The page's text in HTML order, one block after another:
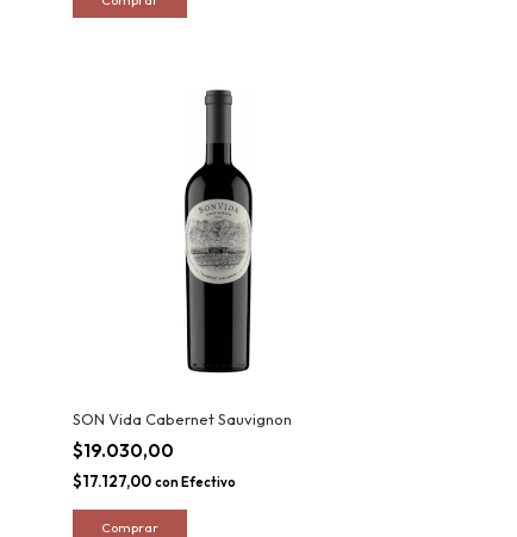
SON Vida Cabernet Sauvignon
$19.030,00
$17.127,00 con Efectivo